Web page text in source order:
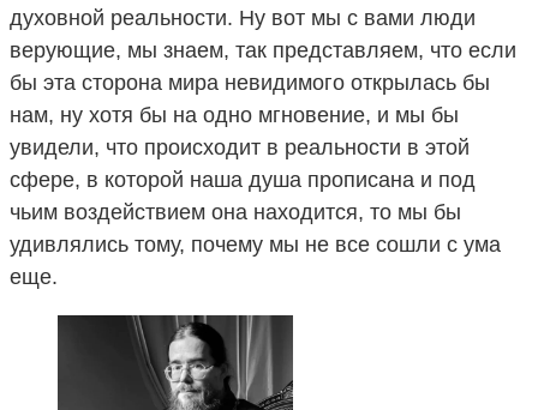
духовной реальности. Ну вот мы с вами люди
верующие, мы знаем, так представляем, что если
бы эта сторона мира невидимого открылась бы
нам, ну хотя бы на одно мгновение, и мы бы
увидели, что происходит в реальности в этой
сфере, в которой наша душа прописана и под
чьим воздействием она находится, то мы бы
удивлялись тому, почему мы не все сошли с ума
еще.